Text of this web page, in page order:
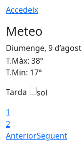
Accedeix
Meteo
Diumenge, 9 d’agost
T.Màx: 38°
T.Min: 17°
Tarda
1
2
AnteriorSegüent